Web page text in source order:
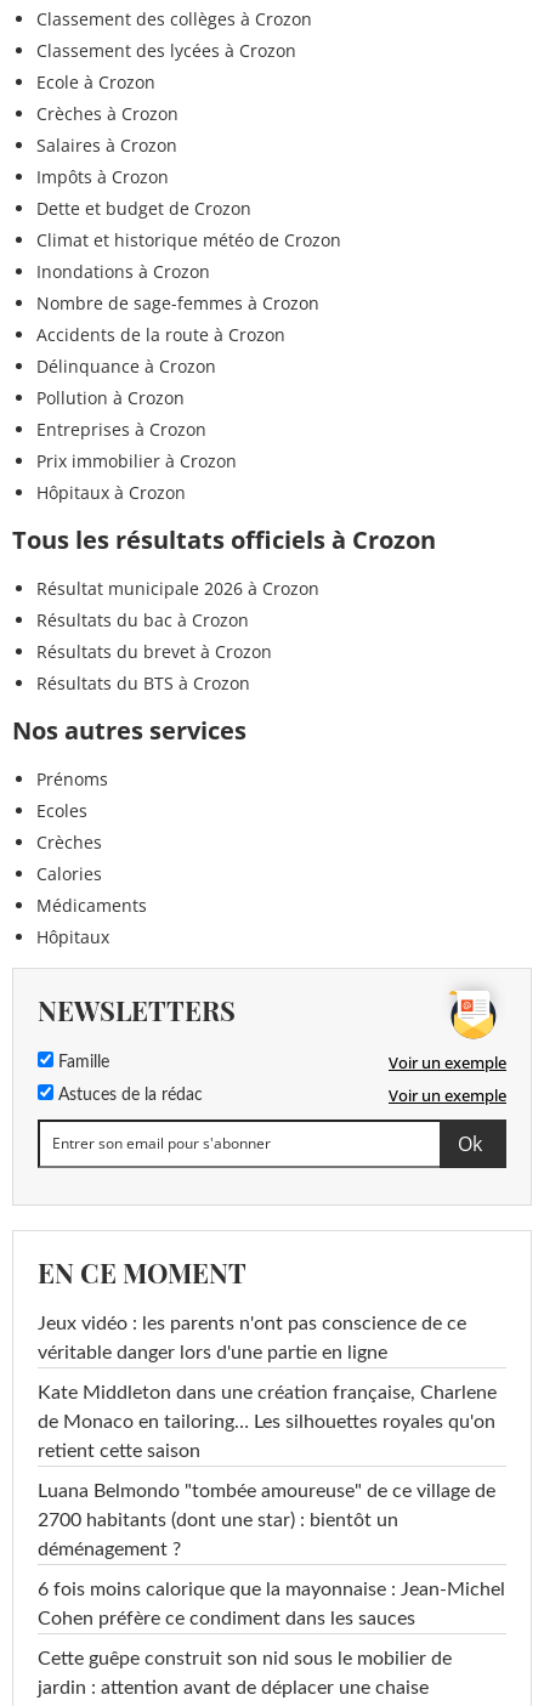
Classement des collèges à Crozon
Classement des lycées à Crozon
Ecole à Crozon
Crèches à Crozon
Salaires à Crozon
Impôts à Crozon
Dette et budget de Crozon
Climat et historique météo de Crozon
Inondations à Crozon
Nombre de sage-femmes à Crozon
Accidents de la route à Crozon
Délinquance à Crozon
Pollution à Crozon
Entreprises à Crozon
Prix immobilier à Crozon
Hôpitaux à Crozon
Tous les résultats officiels à Crozon
Résultat municipale 2026 à Crozon
Résultats du bac à Crozon
Résultats du brevet à Crozon
Résultats du BTS à Crozon
Nos autres services
Prénoms
Ecoles
Crèches
Calories
Médicaments
Hôpitaux
NEWSLETTERS
Famille Voir un exemple
Astuces de la rédac Voir un exemple
EN CE MOMENT
Jeux vidéo : les parents n'ont pas conscience de ce
véritable danger lors d'une partie en ligne
Kate Middleton dans une création française, Charlene
de Monaco en tailoring… Les silhouettes royales qu'on
retient cette saison
Luana Belmondo "tombée amoureuse" de ce village de
2700 habitants (dont une star) : bientôt un
déménagement ?
6 fois moins calorique que la mayonnaise : Jean-Michel
Cohen préfère ce condiment dans les sauces
Cette guêpe construit son nid sous le mobilier de
jardin : attention avant de déplacer une chaise